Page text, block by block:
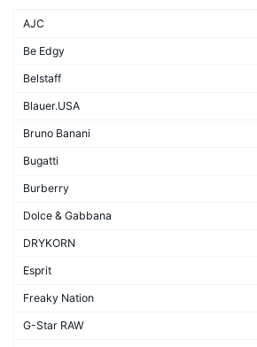
AJC
Be Edgy
Belstaff
Blauer.USA
Bruno Banani
Bugatti
Burberry
Dolce & Gabbana
DRYKORN
Esprit
Freaky Nation
G-Star RAW